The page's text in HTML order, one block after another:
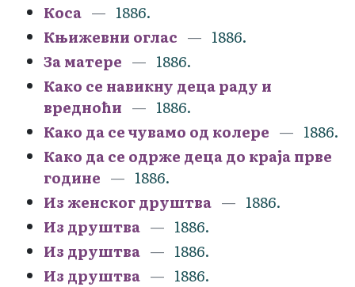
Коса
1886.
Књижевни оглас
1886.
За матере
1886.
Како се навикну деца раду и
вредноћи
1886.
Како да се чувамо од колере
1886.
Како да се одрже деца до краја прве
године
1886.
Из женског друштва
1886.
Из друштва
1886.
Из друштва
1886.
Из друштва
1886.